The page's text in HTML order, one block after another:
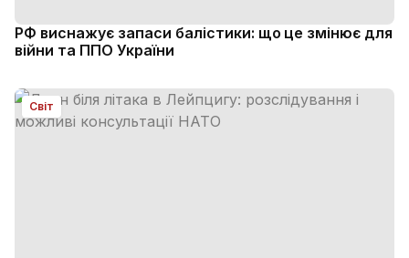
РФ виснажує запаси балістики: що це змінює для
війни та ППО України
Світ